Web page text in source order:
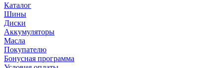
Каталог
Шины
Диски
Аккумуляторы
Масла
Покупателю
Бонусная программа